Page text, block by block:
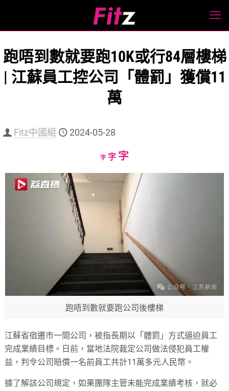
跑唔到數就要跑10K或行84層樓梯
| 江蘇員工控公司「體罰」獲償11
萬
Fitz中國組 2024-05-28
字Decrease
字Reset
size.
字Increase
size.
跑唔到數就要跑公司後樓梯
江蘇省宿遷市一間公司，被指長期以「體罰」方式逼迫員工
完成業績目標。日前，當地法院裁定公司做法侵犯員工權
益，判令公司賠償一名前員工共計11萬多元人民幣。
據了解該公司規定，如果團隊主管未能完成業績考核，就必